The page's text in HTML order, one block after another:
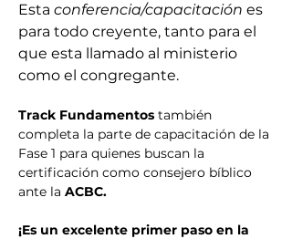
Esta conferencia/capacitación es
para todo creyente, tanto para el
que esta llamado al ministerio
como el congregante.
Track Fundamentos también
completa la parte de capacitación de la
Fase 1 para quienes buscan la
certificación como consejero bíblico
ante la ACBC.
¡Es un excelente primer paso en la